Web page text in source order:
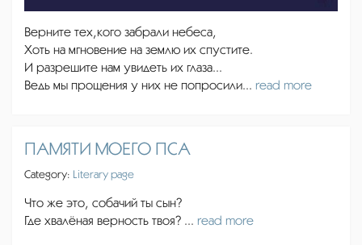
Верните тех,кого забрали небеса,
Хоть на мгновение на землю их спустите.
И разрешите нам увидеть их глаза...
Ведь мы прощения у них не попросили... read more
ПАМЯТИ МОЕГО ПСА
Category: Literary page
Что же это, собачий ты сын?
Где хвалёная верность твоя? ... read more